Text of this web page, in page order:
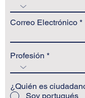
Correo Electrónico
Profesión
¿Quién es
Soy portugués